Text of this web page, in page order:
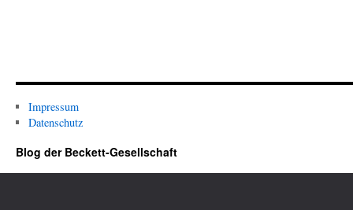
Impressum
Datenschutz
Blog der Beckett-Gesellschaft